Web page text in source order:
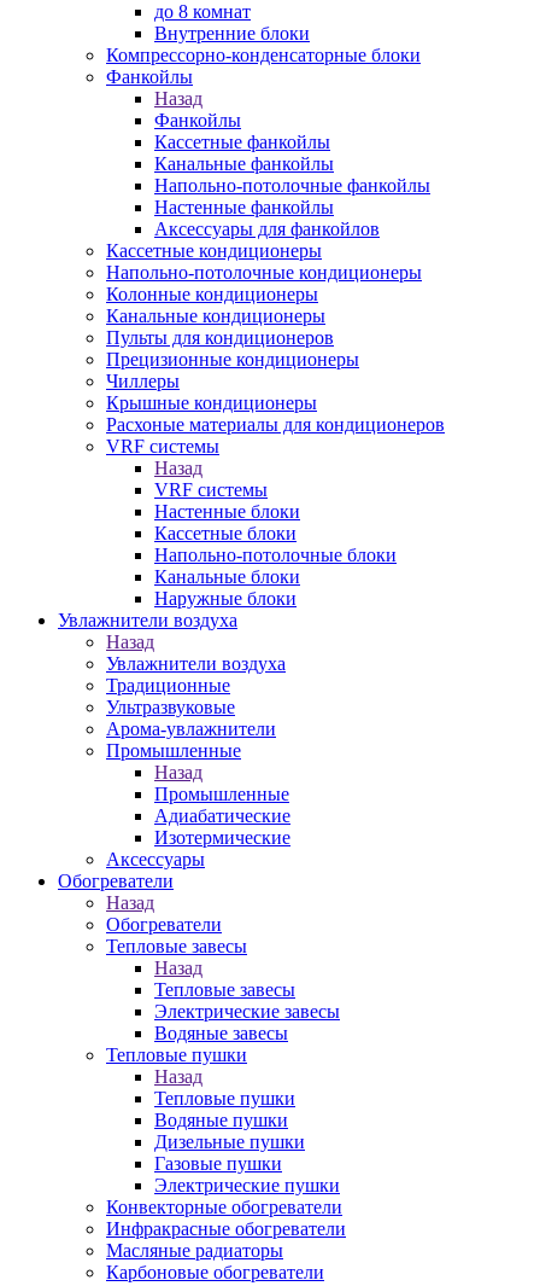
до 8 комнат
Внутренние блоки
Компрессорно-конденсаторные блоки
Фанкойлы
Назад
Фанкойлы
Кассетные фанкойлы
Канальные фанкойлы
Напольно-потолочные фанкойлы
Настенные фанкойлы
Аксессуары для фанкойлов
Кассетные кондиционеры
Напольно-потолочные кондиционеры
Колонные кондиционеры
Канальные кондиционеры
Пульты для кондиционеров
Прецизионные кондиционеры
Чиллеры
Крышные кондиционеры
Расхоные материалы для кондиционеров
VRF системы
Назад
VRF системы
Настенные блоки
Кассетные блоки
Напольно-потолочные блоки
Канальные блоки
Наружные блоки
Увлажнители воздуха
Назад
Увлажнители воздуха
Традиционные
Ультразвуковые
Арома-увлажнители
Промышленныe
Назад
Промышленныe
Адиабатические
Изотермические
Аксессуары
Обогреватели
Назад
Обогреватели
Тепловые завесы
Назад
Тепловые завесы
Электрические завесы
Водяные завесы
Тепловые пушки
Назад
Тепловые пушки
Водяные пушки
Дизельные пушки
Газовые пушки
Электрические пушки
Конвекторные обогреватели
Инфракрасные обогреватели
Масляные радиаторы
Карбоновые обогреватели